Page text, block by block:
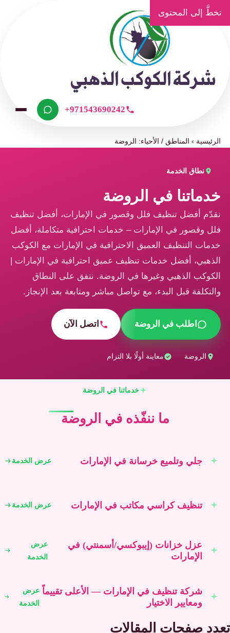
تخطَّ إلى المحتوى
+971543690242
الرئيسية ›المناطق / الأحياء: الروضة
نطاق الخدمة
خدماتنا في الروضة
نقدّم أفضل تنظيف فلل وقصور في الإمارات، أفضل تنظيف
فلل وقصور في الإمارات – خدمات احترافية متكاملة، أفضل
خدمات التنظيف العميق الاحترافية في الإمارات مع الكوكب
الذهبي، أفضل خدمات تنظيف عميق احترافية في الإمارات |
الكوكب الذهبي وغيرها في الروضة. نتفق على النطاق
والتكلفة قبل البدء، مع تواصل مباشر ومتابعة بعد الإنجاز.
اطلب في الروضة اتصل الآن
الروضة معاينة أولًا بلا التزام
خدماتنا في الروضة
ما ننفّذه في الروضة
جلي وتلميع خرسانة في الإمارات عرض الخدمة
تنظيف كراسي مكاتب في الإمارات عرض الخدمة
عزل خزانات (إيبوكسي/أسمنتي) في
الإمارات
عرض
الخدمة
شركة تنظيف في الإمارات — الأعلى تقييماً
ومعايير الاختيار
عرض
الخدمة
تعدد صفحات المقالات